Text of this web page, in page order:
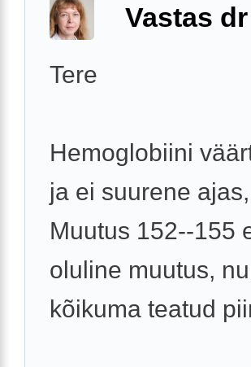
Vastas
Tere
Hemoglobiini
ja ei suurene
Muutus 152--155
oluline muutus,
kõikuma teatud